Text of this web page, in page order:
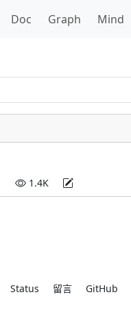
Doc Graph Mind
1.4K
Status 留言 GitHub